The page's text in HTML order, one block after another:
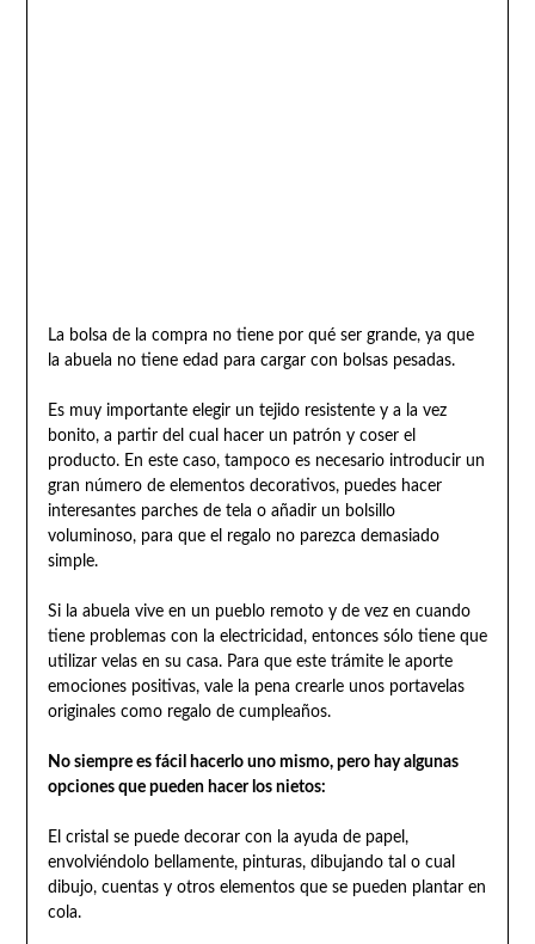
La bolsa de la compra no tiene por qué ser grande, ya que
la abuela no tiene edad para cargar con bolsas pesadas.
Es muy importante elegir un tejido resistente y a la vez
bonito, a partir del cual hacer un patrón y coser el
producto. En este caso, tampoco es necesario introducir un
gran número de elementos decorativos, puedes hacer
interesantes parches de tela o añadir un bolsillo
voluminoso, para que el regalo no parezca demasiado
simple.
Si la abuela vive en un pueblo remoto y de vez en cuando
tiene problemas con la electricidad, entonces sólo tiene que
utilizar velas en su casa. Para que este trámite le aporte
emociones positivas, vale la pena crearle unos portavelas
originales como regalo de cumpleaños.
No siempre es fácil hacerlo uno mismo, pero hay algunas
opciones que pueden hacer los nietos:
El cristal se puede decorar con la ayuda de papel,
envolviéndolo bellamente, pinturas, dibujando tal o cual
dibujo, cuentas y otros elementos que se pueden plantar en
cola.